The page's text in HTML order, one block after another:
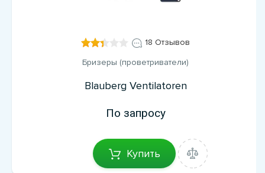
18 Отзывов
Бризеры (проветриватели)
Blauberg Ventilatoren
По запросу
Купить